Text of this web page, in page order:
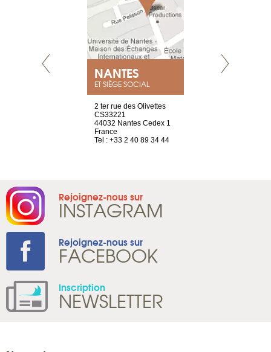
NANTES
ET SIÈGE SOCIAL
2 ter rue des Olivettes
CS33221
44032 Nantes Cedex 1
France
Tel : +33 2 40 89 34 44
Rejoignez-nous sur
INSTAGRAM
Rejoignez-nous sur
FACEBOOK
Inscription
NEWSLETTER